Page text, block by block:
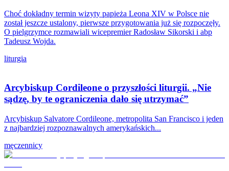
Choć dokładny termin wizyty papieża Leona XIV w Polsce nie
został jeszcze ustalony, pierwsze przygotowania już się rozpoczęły.
O pielgrzymce rozmawiali wicepremier Radosław Sikorski i abp
Tadeusz Wojda.
liturgia
Arcybiskup Cordileone o przyszłości liturgii. „Nie
sądzę, by te ograniczenia dało się utrzymać”
Arcybiskup Salvatore Cordileone, metropolita San Francisco i jeden
z najbardziej rozpoznawalnych amerykańskich...
męczennicy